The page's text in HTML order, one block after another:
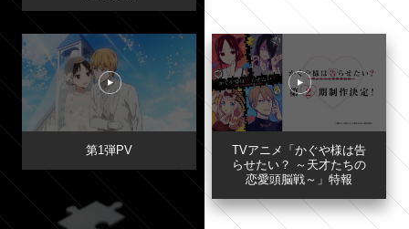
第1弾PV
TVアニメ「かぐや様は告
らせたい？ ～天才たちの
恋愛頭脳戦～」特報